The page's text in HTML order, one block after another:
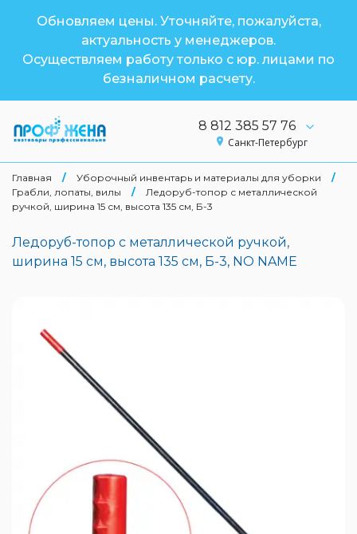
Обновляем цены. Уточняйте, пожалуйста,
актуальность у менеджеров.
Осуществляем работу только с юр. лицами по
безналичном расчету.
8 812 385 57 76
Санкт-Петербург
Главная / Уборочный инвентарь и материалы для уборки
/
Грабли, лопаты, вилы
/
Ледоруб-топор с металлической
ручкой, ширина 15 см, высота 135 см, Б-3
Ледоруб-топор с металлической ручкой,
ширина 15 см, высота 135 см, Б-3, NO NAME